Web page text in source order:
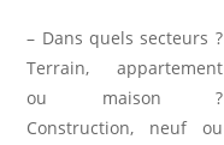
– Dans quels secteurs ?
Terrain, appartement
ou maison ?
Construction, neuf ou